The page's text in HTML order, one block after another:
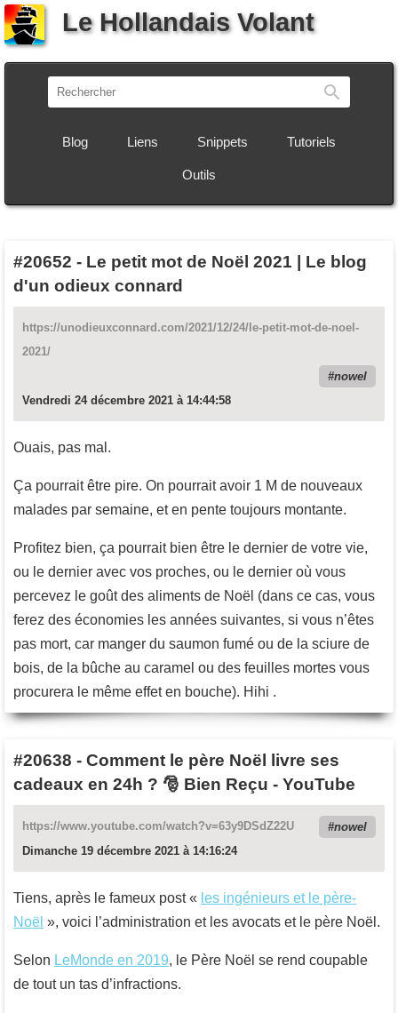
Le Hollandais Volant
Blog Liens Snippets Tutoriels
Outils
#20652 - Le petit mot de Noël 2021 | Le blog
d'un odieux connard
https://unodieuxconnard.com/2021/12/24/le-petit-mot-de-noel-
2021/
nowel
Vendredi 24 décembre 2021 à 14:44:58
Ouais, pas mal.
Ça pourrait être pire. On pourrait avoir 1 M de nouveaux
malades par semaine, et en pente toujours montante.
Profitez bien, ça pourrait bien être le dernier de votre vie,
ou le dernier avec vos proches, ou le dernier où vous
percevez le goût des aliments de Noël (dans ce cas, vous
ferez des économies les années suivantes, si vous n’êtes
pas mort, car manger du saumon fumé ou de la sciure de
bois, de la bûche au caramel ou des feuilles mortes vous
procurera le même effet en bouche). Hihi .
#20638 - Comment le père Noël livre ses
cadeaux en 24h ? 🎅 Bien Reçu - YouTube
https://www.youtube.com/watch?v=63y9DSdZ22U
nowel
Dimanche 19 décembre 2021 à 14:16:24
Tiens, après le fameux post « les ingénieurs et le père-
Noël », voici l’administration et les avocats et le père Noël.
Selon LeMonde en 2019, le Père Noël se rend coupable
de tout un tas d’infractions.